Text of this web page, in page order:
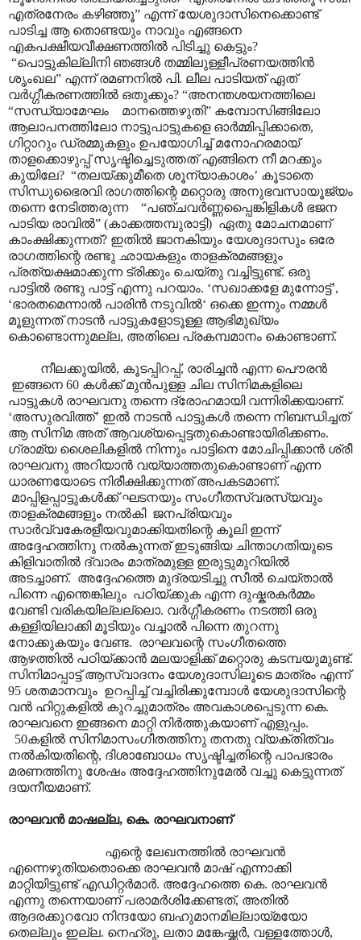
എത്രനേരം കഴിഞ്ഞൂ” എന്ന് യേശുദാസിനെക്കൊണ്ട്
പാടിച്ച ആ തൊണ്ടയും നാവും എങ്ങനെ
എകപക്ഷീയവീക്ഷണത്തിൽ പിടിച്ചു കെട്ടും?
“പൊട്ടുകില്ലിനി ഞങ്ങൾ തമ്മിലുള്ളീപ്രണയത്തിൻ
ശൃംഖല” എന്ന് രമണനിൽ പി. ലീല പാടിയത് ഏത്
വർഗ്ഗീകരണത്തിൽ ഒതുക്കും? “അനന്തശയനത്തിലെ
“സന്ധ്യാമേഘം മാനത്തെഴുതി” കമ്പോസിങ്ങിലോ
ആലാപനത്തിലോ നാട്ടുപാട്ടുകളെ ഓർമ്മിപ്പിക്കാതെ,
ഗിറ്റാറും ഡ്രമ്മുകളും ഉപയോഗിച്ച് മനോഹരമായ്
താളക്കൊഴുപ്പ് സൃഷ്ടിച്ചെടുത്തത് എങ്ങിനെ നീ മറക്കും
കുയിലേ? “തലയ്ക്കുമീതെ ശൂന്യാകാശം’ കൂടാതെ
സിന്ധുഭൈരവി രാഗത്തിന്റെ മറ്റൊരു അനുഭവസായൂജ്യം
തന്നെ നേടിത്തരുന്ന “പഞ്ചവർണ്ണപ്പൈങ്കിളികൾ ഭജന
പാടിയ രാവിൽ” (കാക്കത്തമ്പുരാട്ടി) ഏതു മോചനമാണ്
കാംക്ഷിക്കുന്നത്? ഇതിൽ ജാനകിയും യേശുദാസും ഒരേ
രാഗത്തിന്റെ രണ്ടു ഛായകളും താളക്രമങ്ങളും
പ്രത്യക്ഷമാക്കുന്ന ട്രിക്കും ചെയ്തു വച്ചിട്ടുണ്ട്. ഒരു
പാട്ടിൽ രണ്ടു പാട്ട് എന്നു പറയാം. ‘സഖാക്കളേ മുന്നോട്ട്’,
‘ഭാരതമെന്നാൽ പാരിൻ നടുവിൽ‘ ഒക്കെ ഇന്നും നമ്മൾ
മൂളുന്നത് നാടൻ പാട്ടുകളോടൂള്ള ആഭിമുഖ്യം
കൊണ്ടൊന്നുമല്ല, അതിലെ പ്രകമ്പമാനം കൊണ്ടാണ്.
നീലക്കുയിൽ, കൂടപ്പിറപ്പ്, രാരിച്ചൻ എന്ന പൌരൻ
ഇങ്ങനെ 60 കൾക്ക് മുൻപുള്ള ചില സിനിമകളിലെ
പാട്ടുകൾ രാഘവനു തന്നെ ദ്രോഹമായി വന്നിരിക്കയാണ്.
‘അസുരവിത്ത്’ ഇൽ നാടൻ പാട്ടുകൾ തന്നെ നിബന്ധിച്ചത്
ആ സിനിമ അത് ആവശ്യപ്പെട്ടതുകൊണ്ടായിരിക്കണം.
ഗ്രാമ്യ ശൈലികളിൽ നിന്നും പാട്ടിനെ മോചിപ്പിക്കാൻ ശ്രീ
രാഘവനു അറിയാൻ വയ്യാത്തതുകൊണ്ടാണ് എന്ന
ധാരണയോടെ നിരീക്ഷിക്കുന്നത് അപകടമാണ്.
മാപ്പിളപ്പാട്ടുകൾക്ക് ഘടനയും സംഗീതസ്വരസ്യവും
താളക്രമങ്ങളും നൽകി ജനപ്രിയവും
സാർവ്വകേരളീയവുമാക്കിയതിന്റെ കൂലി ഇന്ന്
അദ്ദേഹത്തിനു നൽകുന്നത് ഇടുങ്ങിയ ചിന്താഗതിയുടെ
കിളിവാതിൽ ദ്വാരം മാത്രമുള്ള ഇരുട്ടുമുറിയിൽ
അടച്ചാണ്. അദ്ദേഹത്തെ മുദ്രയടിച്ചു സീൽ ചെയ്താൽ
പിന്നെ എന്തെങ്കിലും പഠിയ്ക്കുക എന്ന ദുഷ്കരകർമ്മം
വേണ്ടി വരികയില്ലല്ലൊ. വർഗ്ഗീകരണം നടത്തി ഒരു
കള്ളിയിലാക്കി മൂടിയും വച്ചാൽ പിന്നെ തുറന്നു
നോക്കുകയും വേണ്ട. രാഘവന്റെ സംഗീതത്തെ
ആഴത്തിൽ പഠിയ്ക്കാൻ മലയാളിക്ക് മറ്റൊരു കടമ്പയുമുണ്ട്.
സിനിമാപ്പാട്ട് ആസ്വാദനം യേശുദാസിലൂടെ മാത്രം എന്ന്
95 ശതമാനവും ഉറപ്പിച്ച് വച്ചിരിക്കുമ്പോൾ യേശുദാസിന്റെ
വൻ ഹിറ്റുകളിൽ കുറച്ചുമാത്രം അവകാശപ്പെടുന്ന കെ.
രാഘവനെ ഇങ്ങനെ മാറ്റി നിർത്തുകയാണ് എളുപ്പം.
50കളിൽ സിനിമാസംഗീതത്തിനു തനതു വ്യക്തിത്വം
നൽകിയതിന്റെ, ദിശാബോധം സൃഷ്ടിച്ചതിന്റെ പാപഭാരം
മരണത്തിനു ശേഷം അദ്ദേഹത്തിനുമേൽ വച്ചു കെട്ടുന്നത്
ദയനീയമാണ്.
രാഘവൻ മാഷല്ല, കെ. രാഘവനാണ്
എന്റെ ലേഖനത്തിൽ രാഘവൻ
എന്നെഴുതിയതൊക്കെ രാഘവൻ മാഷ് എന്നാക്കി
മാറ്റിയിട്ടുണ്ട് എഡിറ്റർമാർ. അദ്ദേഹത്തെ കെ. രാഘവൻ
എന്നു തന്നെയാണ് പരാമർശിക്കേണ്ടത്, അതിൽ
ആദരക്കുറവോ നിന്ദയോ ബഹുമാനമില്ലായ്മയോ
തെല്ലും ഇല്ല. നെഹ്രു, ലതാ മങ്കേഷ്ക്കർ, വള്ളത്തോൾ,